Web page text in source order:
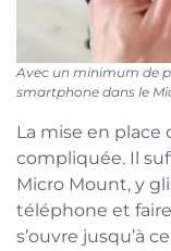
Avec un minimum de
smartphone dans le
La mise en place
compliquée. Il
Micro Mount, y
téléphone et
s’ouvre jusqu’à